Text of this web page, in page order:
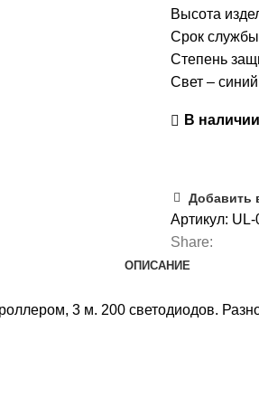
Высота
Срок
Степень
Свет – синий
В наличии
Добавить
Артикул: UL-
Share:
ОПИСАНИЕ
3 м. 200 светодиодов.